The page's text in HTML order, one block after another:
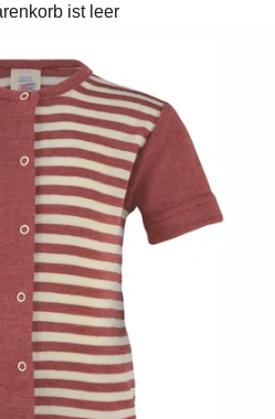
ist leer